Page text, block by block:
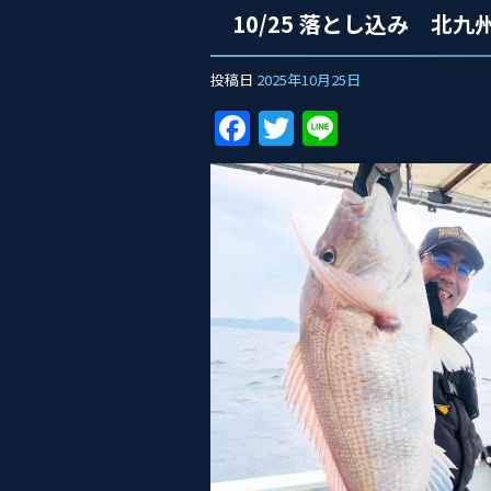
10/25 落とし込み 北九
投稿日 2025年10月25日
F
a
c
o
k
T
w
itt
er
n
e